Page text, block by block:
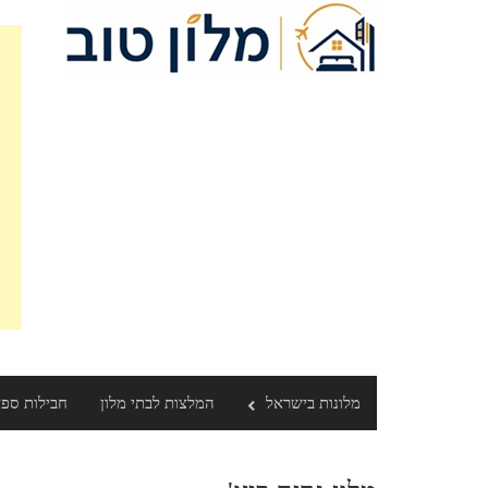
מלונות בישראל המלצות לבתי מלון חבילות